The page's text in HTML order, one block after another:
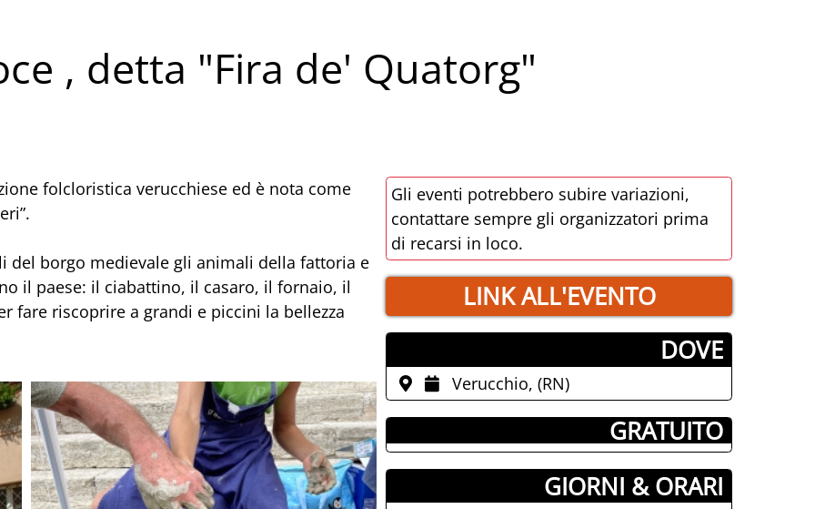
, detta "Fira de' Quatorg"
folcloristica verucchiese ed è nota come
del borgo medievale gli animali della fattoria e
il paese: il ciabattino, il casaro, il fornaio, il
fare riscoprire a grandi e piccini la bellezza
Gli eventi potrebbero subire variazioni,
contattare sempre gli organizzatori prima
di recarsi in loco.
LINK ALL'EVENTO
­DOVE
Verucchio, (RN)
­ GRATUITO
GIORNI & ORARI